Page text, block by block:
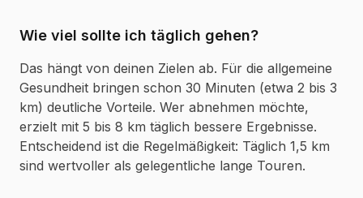
Wie viel sollte ich täglich gehen?
Das hängt von deinen Zielen ab. Für die allgemeine
Gesundheit bringen schon 30 Minuten (etwa 2 bis 3
km) deutliche Vorteile. Wer abnehmen möchte,
erzielt mit 5 bis 8 km täglich bessere Ergebnisse.
Entscheidend ist die Regelmäßigkeit: Täglich 1,5 km
sind wertvoller als gelegentliche lange Touren.